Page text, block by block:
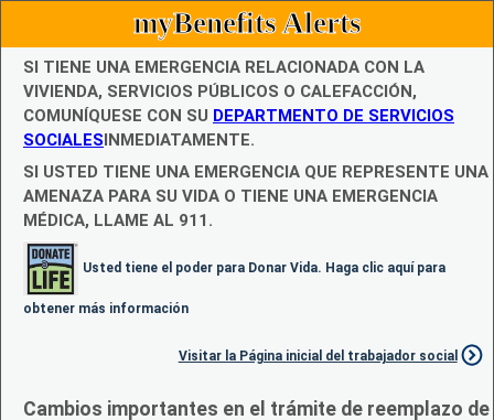
myBenefits Alerts
SI TIENE UNA EMERGENCIA RELACIONADA CON LA
VIVIENDA, SERVICIOS PÚBLICOS O CALEFACCIÓN,
COMUNÍQUESE CON SU DEPARTMENTO DE SERVICIOS
SOCIALESINMEDIATAMENTE.
SI USTED TIENE UNA EMERGENCIA QUE REPRESENTE UNA
AMENAZA PARA SU VIDA O TIENE UNA EMERGENCIA
MÉDICA, LLAME AL 911.
Usted tiene el poder para Donar Vida. Haga clic aquí para
obtener más información
Visitar la Página inicial del trabajador social
Cambios importantes en el trámite de reemplazo de